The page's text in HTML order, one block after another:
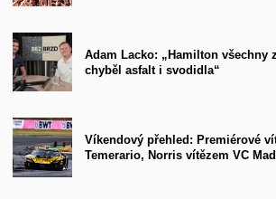
Adam Lacko: „Hamilton všechny
chyběl asfalt i svodidla“
Víkendový přehled: Premiérové
Temerario, Norris vítězem VC